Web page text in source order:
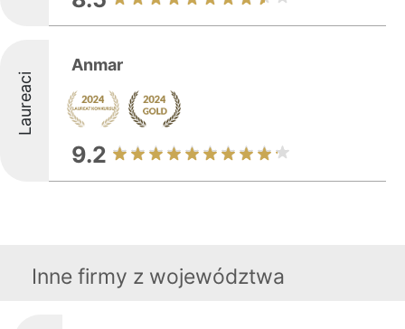
Laureaci
Anmar
9.2
Inne firmy z województwa